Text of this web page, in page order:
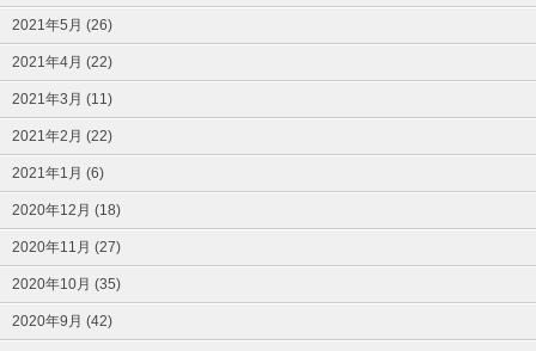
2021年5月 (26)
2021年4月 (22)
2021年3月 (11)
2021年2月 (22)
2021年1月 (6)
2020年12月 (18)
2020年11月 (27)
2020年10月 (35)
2020年9月 (42)